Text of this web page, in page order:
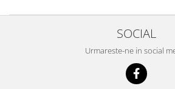
Scule sistem franare
SOCIAL
Urmareste-ne in social